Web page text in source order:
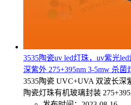
3535陶瓷uv led灯珠，uv紫光
深紫外 275+395nm 3-5mw 杀菌
3535陶瓷 UVC+UVA 双波长深
陶瓷灯珠有机玻璃封装